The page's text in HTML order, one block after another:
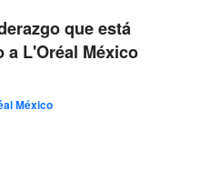
que está
a L'Oréal México
México